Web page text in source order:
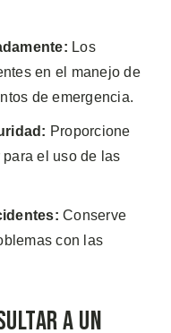
Los
en el manejo de
de emergencia.
Proporcione
el uso de las
Conserve
con las
a un